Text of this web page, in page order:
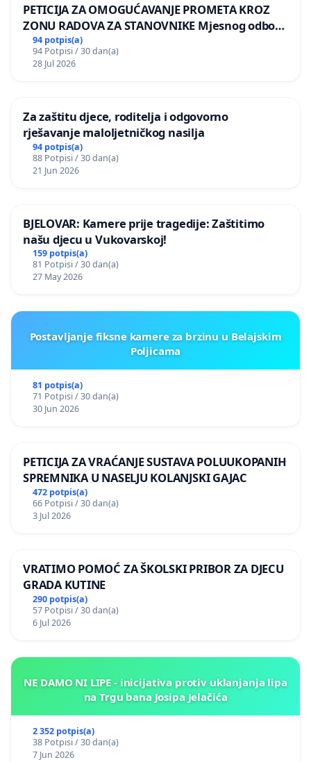
PETICIJA ZA OMOGUĆAVANJE PROMETA KROZ
ZONU RADOVA ZA STANOVNIKE Mjesnog odbora
Kamensko i Lemić Brdo
94 potpis(a)
94 Potpisi / 30 dan(a)
28 Jul 2026
Za zaštitu djece, roditelja i odgovorno
rješavanje maloljetničkog nasilja
94 potpis(a)
88 Potpisi / 30 dan(a)
21 Jun 2026
BJELOVAR: Kamere prije tragedije: Zaštitimo
našu djecu u Vukovarskoj!
159 potpis(a)
81 Potpisi / 30 dan(a)
27 May 2026
Postavljanje fiksne kamere za brzinu u Belajskim
Poljicama
81 potpis(a)
71 Potpisi / 30 dan(a)
30 Jun 2026
PETICIJA ZA VRAĆANJE SUSTAVA POLUUKOPANIH
SPREMNIKA U NASELJU KOLANJSKI GAJAC
472 potpis(a)
66 Potpisi / 30 dan(a)
3 Jul 2026
VRATIMO POMOĆ ZA ŠKOLSKI PRIBOR ZA DJECU
GRADA KUTINE
290 potpis(a)
57 Potpisi / 30 dan(a)
6 Jul 2026
NE DAMO NI LIPE - inicijativa protiv uklanjanja lipa
na Trgu bana Josipa Jelačića
2 352 potpis(a)
38 Potpisi / 30 dan(a)
7 Jun 2026